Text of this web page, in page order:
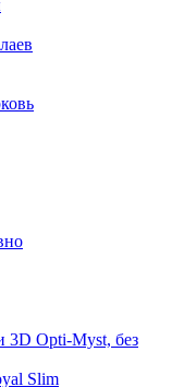
3D Opti-Myst, без
Slim